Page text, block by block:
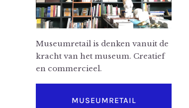
Museumretail is denken vanuit de
kracht van het museum. Creatief
en commercieel.
MUSEUMRETAIL